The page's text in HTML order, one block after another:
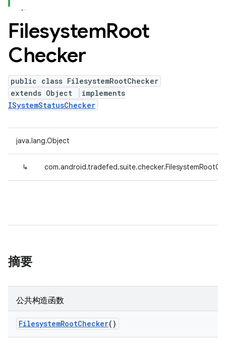
FilesystemRoot
Checker
public class FilesystemRootChecker
extends Object
implements
ISystemStatusChecker
java.lang.Object
↳
摘要
公共构造函数
FilesystemRootChecker()